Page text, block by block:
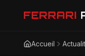
FERRARI
Accueil